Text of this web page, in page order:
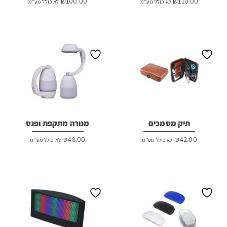
תיק מסמכים
₪42.00 לא כולל מע"מ
מנורה מתקפת ופנס
₪48.00 לא כולל מע"מ